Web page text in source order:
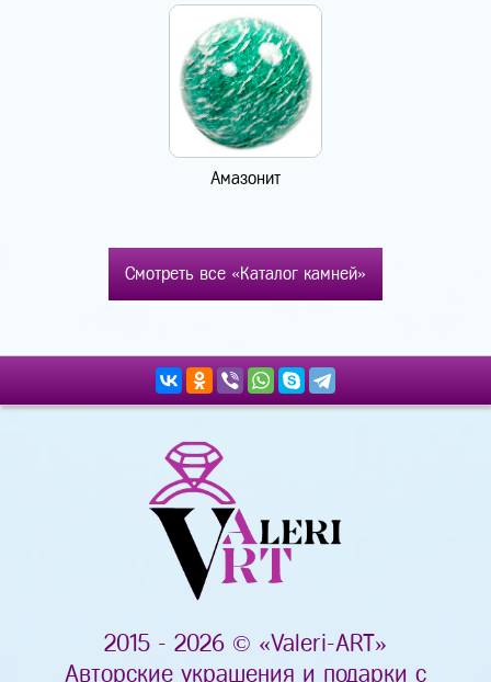
Амазонит
Смотреть все «Каталог камней»
2015 - 2026 © «Valeri-ART»
Авторские украшения и подарки с